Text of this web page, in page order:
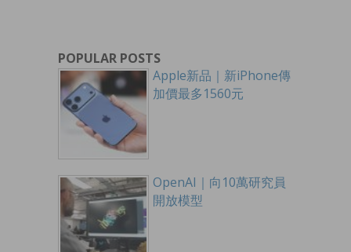
POPULAR POSTS
Apple新品｜新iPhone傳
加價最多1560元
OpenAI｜向10萬研究員
開放模型